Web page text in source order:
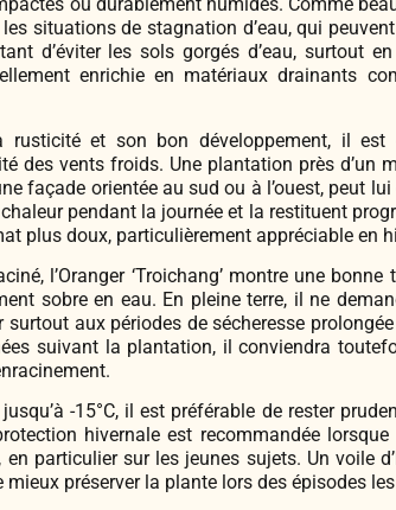
les situations de stagnation d’eau, qui
d’éviter les sols gorgés d’eau, surtout
enrichie en matériaux drainants
rusticité et son bon développement, il est
des vents froids. Une plantation près d’un
façade orientée au sud ou à l’ouest, peut
pendant la journée et la restituent
plus doux, particulièrement appréciable en
l’Oranger ‘Troichang’ montre une
sobre en eau. En pleine terre, il ne
surtout aux périodes de sécheresse
suivant la plantation, il conviendra
-15°C, il est préférable de rester
hivernale est recommandée
en particulier sur les jeunes sujets. Un voile
mieux préserver la plante lors des épisodes